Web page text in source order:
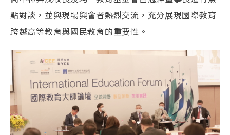
點對談，並與現場與會者熱烈交流，充分展現國際教育
跨越高等教育與國民教育的重要性。